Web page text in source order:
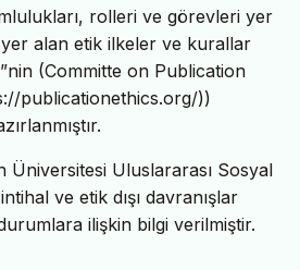
rolleri ve görevleri yer
yer alan etik ilkeler ve kurallar
(Committe on Publication
publicationethics.org/))
Üniversitesi Uluslararası Sosyal
ve etik dışı davranışlar
ilişkin bilgi verilmiştir.